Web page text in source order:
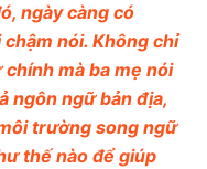
ngày càng có
nói. Không chỉ
mà ba mẹ nói
ngôn ngữ bản địa,
trường song ngữ
thế nào để giúp